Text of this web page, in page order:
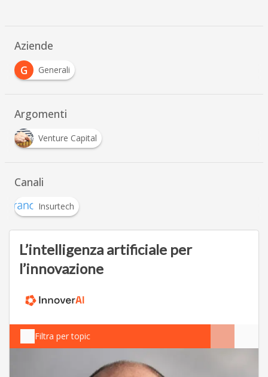
Aziende
G
Generali
Argomenti
Venture Capital
Canali
Insurtech
L’intelligenza artificiale per
l’innovazione
Filtra per topic